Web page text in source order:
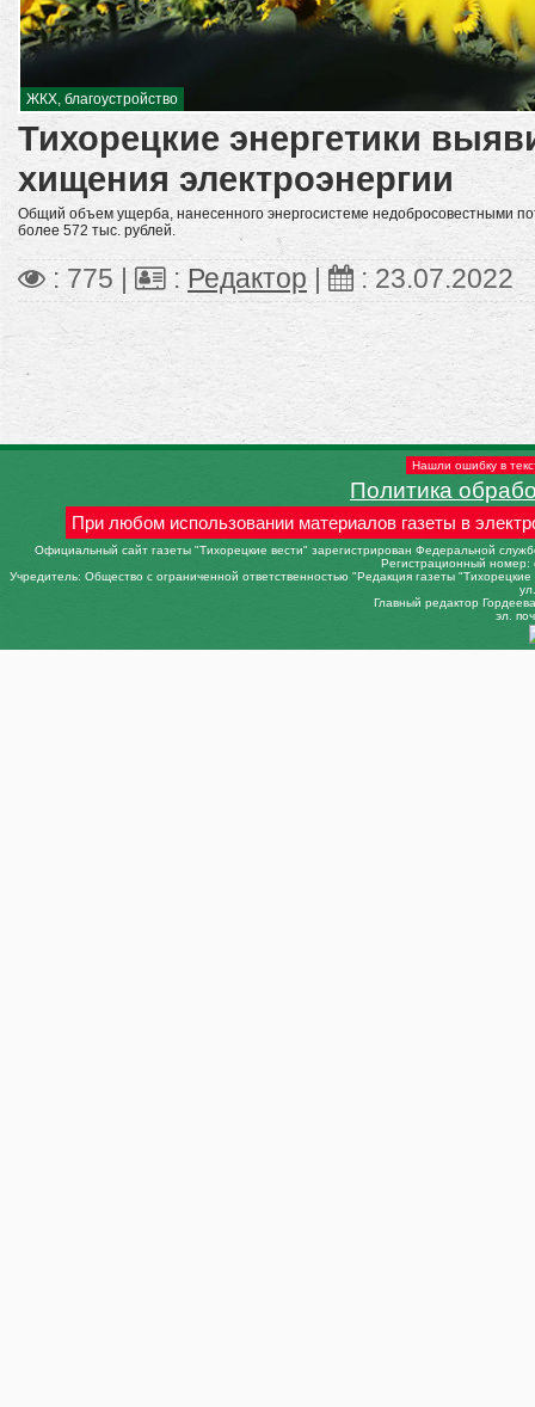
ЖКХ, благоустройство
Тихорецкие энергетики
хищения электроэнергии
Общий объем ущерба, нанесенного энергосистеме недобросовестными
более 572 тыс. рублей.
: 775 | : Редактор : 23.07.2022
Нашли ошибку в
Политика
При любом использовании материалов газеты в
Официальный сайт газеты "Тихорецкие вести" зарегистрирован Федеральной
Регистрационный
Учредитель: Общество с ограниченной ответственностью "Редакция газеты
Главный редактор
эл.